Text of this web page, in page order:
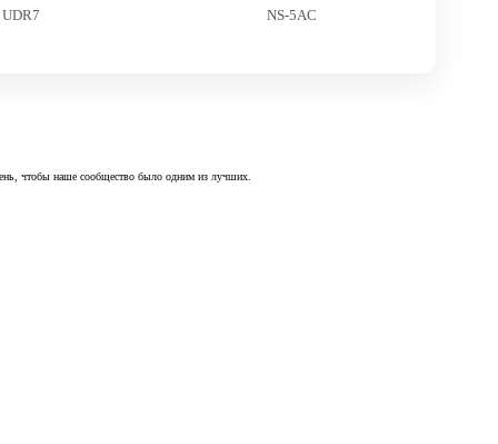
UDR7 NS-5AC
чтобы наше сообщество было одним из лучших.